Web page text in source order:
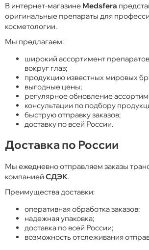
В интернет-магазине Medsfera
оригинальные препараты для
косметологии.
Мы предлагаем:
широкий ассортимент
вокруг глаз;
продукцию известных мировых
выгодные цены;
регулярное обновление
консультации по подбору
быструю отправку заказов;
доставку по всей России.
Доставка по России
Мы ежедневно отправляем заказы
компанией СДЭК.
Преимущества доставки:
оперативная обработка заказов;
надежная упаковка;
доставка по всей России;
возможность отслеживания